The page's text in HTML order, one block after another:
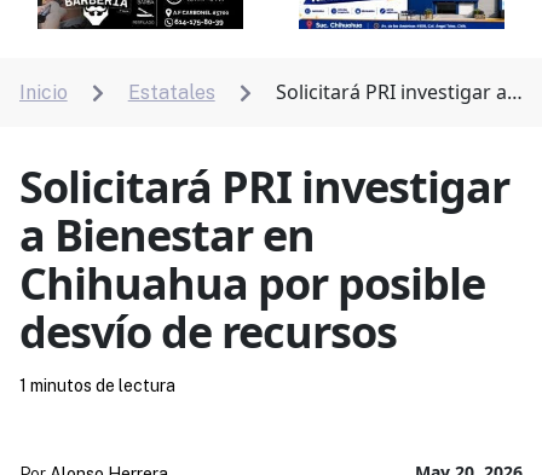
Inicio  Estatales 
Solicitará PRI investigar a
Solicitará PRI investigar
a Bienestar en
Chihuahua por posible
desvío de recursos
1 minutos de lectura